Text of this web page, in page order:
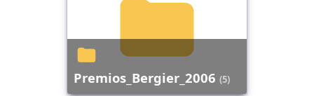
Premios_Bergier_2006 (5)